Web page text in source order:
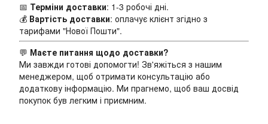
📅 Терміни доставки: 1-3 робочі дні.
💰 Вартість доставки: оплачує клієнт згідно з
тарифами "Нової Пошти".
💬 Маєте питання щодо доставки?
Ми завжди готові допомогти! Зв'яжіться з нашим
менеджером, щоб отримати консультацію або
додаткову інформацію. Ми прагнемо, щоб ваш досвід
покупок був легким і приємним.